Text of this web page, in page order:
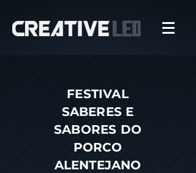
FESTIVAL
SABERES E
SABORES DO
PORCO
ALENTEJANO